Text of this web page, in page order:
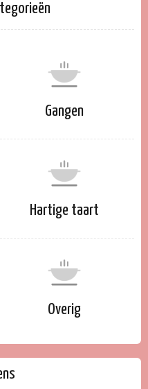
Gangen
Hartige taart
Overig